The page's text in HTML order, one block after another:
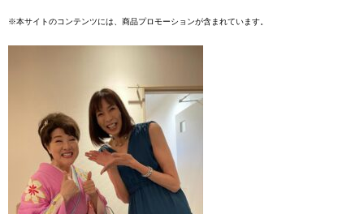
※本サイトのコンテンツには、商品プロモーションが含まれています。